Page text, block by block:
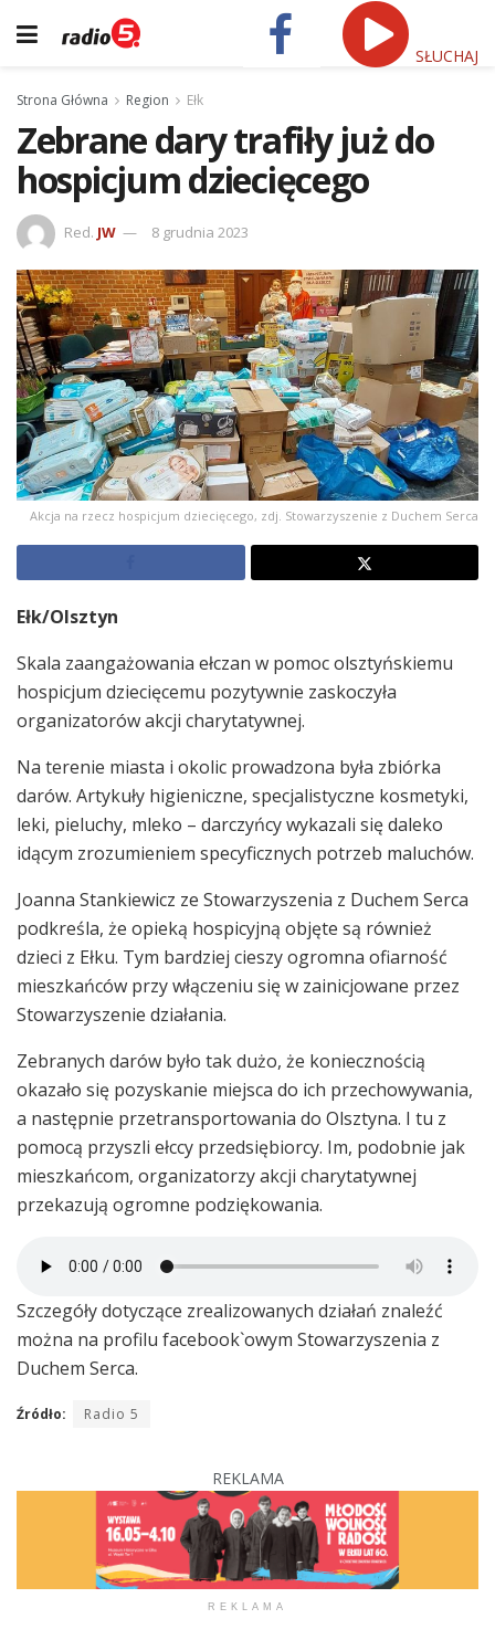
SŁUCHAJ
Strona Główna Region Ełk
Zebrane dary trafiły już do
hospicjum dziecięcego
Red. JW 8 grudnia 2023
Akcja na rzecz hospicjum dziecięcego, zdj. Stowarzyszenie z Duchem Serca
Ełk/Olsztyn
Skala zaangażowania ełczan w pomoc olsztyńskiemu
hospicjum dziecięcemu pozytywnie zaskoczyła
organizatorów akcji charytatywnej.
Na terenie miasta i okolic prowadzona była zbiórka
darów. Artykuły higieniczne, specjalistyczne kosmetyki,
leki, pieluchy, mleko – darczyńcy wykazali się daleko
idącym zrozumieniem specyficznych potrzeb maluchów.
Joanna Stankiewicz ze Stowarzyszenia z Duchem Serca
podkreśla, że opieką hospicyjną objęte są również
dzieci z Ełku. Tym bardziej cieszy ogromna ofiarność
mieszkańców przy włączeniu się w zainicjowane przez
Stowarzyszenie działania.
Zebranych darów było tak dużo, że koniecznością
okazało się pozyskanie miejsca do ich przechowywania,
a następnie przetransportowania do Olsztyna. I tu z
pomocą przyszli ełccy przedsiębiorcy. Im, podobnie jak
mieszkańcom, organizatorzy akcji charytatywnej
przekazują ogromne podziękowania.
Szczegóły dotyczące zrealizowanych działań znaleźć
można na profilu facebook`owym Stowarzyszenia z
Duchem Serca.
Źródło: Radio 5
REKLAMA
REKLAMA